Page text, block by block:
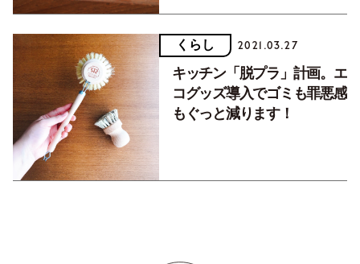
くらし 2021.03.27
キッチン「脱プラ」計画。エ
コグッズ導入でゴミも罪悪感
もぐっと減ります！